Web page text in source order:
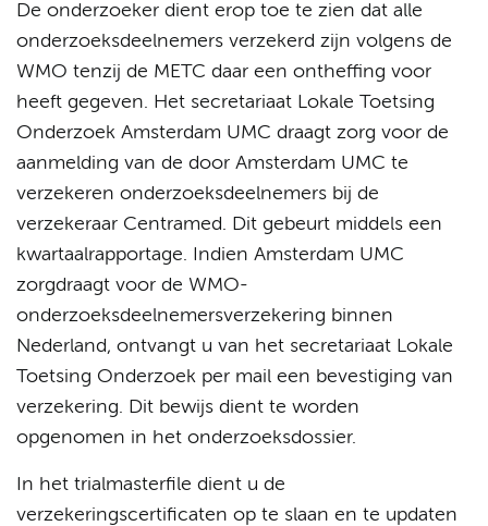
De onderzoeker dient erop toe te zien dat alle
onderzoeksdeelnemers verzekerd zijn volgens de
WMO tenzij de METC daar een ontheffing voor
heeft gegeven. Het secretariaat Lokale Toetsing
Onderzoek Amsterdam UMC draagt zorg voor de
aanmelding van de door Amsterdam UMC te
verzekeren onderzoeksdeelnemers bij de
verzekeraar Centramed. Dit gebeurt middels een
kwartaalrapportage. Indien Amsterdam UMC
zorgdraagt voor de WMO-
onderzoeksdeelnemersverzekering binnen
Nederland, ontvangt u van het secretariaat Lokale
Toetsing Onderzoek per mail een bevestiging van
verzekering. Dit bewijs dient te worden
opgenomen in het onderzoeksdossier.
In het trialmasterfile dient u de
verzekeringscertificaten op te slaan en te updaten